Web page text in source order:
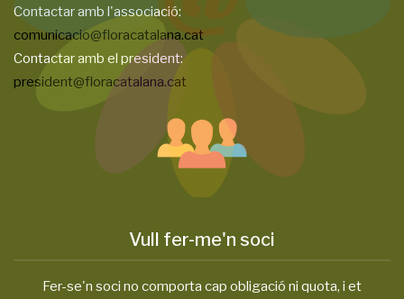
Contactar amb l'associació:
comunicacio@floracatalana.cat
Contactar amb el president:
president@floracatalana.cat
Vull fer-me'n soci
Fer-se'n soci no comporta cap obligació ni quota, i et